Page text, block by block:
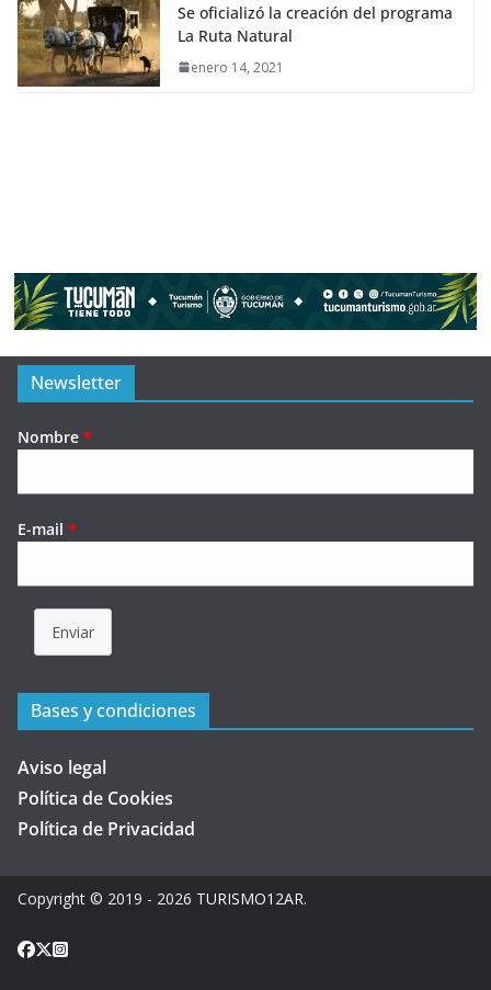
Se oficializó la creación del programa
La Ruta Natural
enero 14, 2021
Newsletter
Nombre *
E-mail *
Enviar
Bases y condiciones
Aviso legal
Política de Cookies
Política de Privacidad
Copyright © 2019 - 2026 TURISMO12AR.